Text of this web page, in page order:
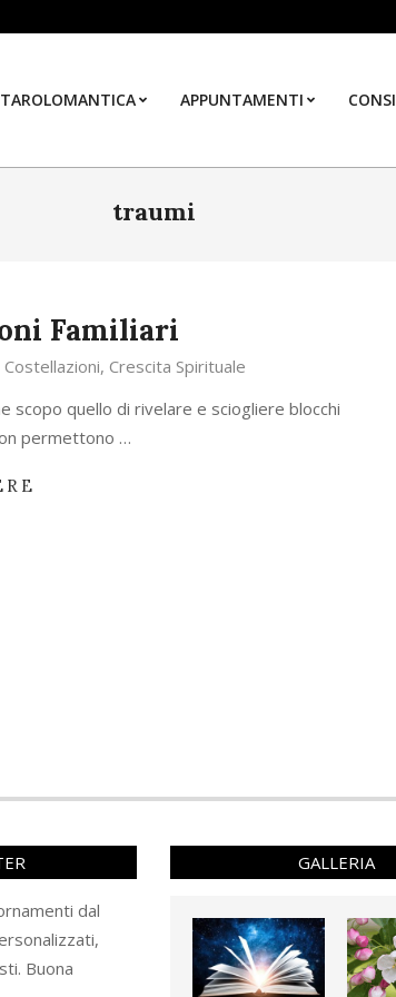
TAROLOMANTICA APPUNTAMENTI
traumi
Familiari
Costellazioni, Crescita Spirituale
scopo quello di rivelare e sciogliere blocchi
permettono …
dal
Buona
GALLERIA